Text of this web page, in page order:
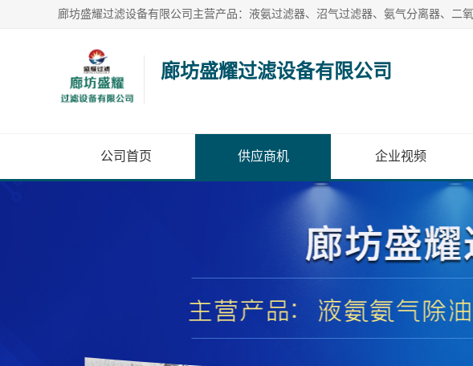
廊坊盛耀过滤设备有限公司
公司首页 供应商机 企业视频